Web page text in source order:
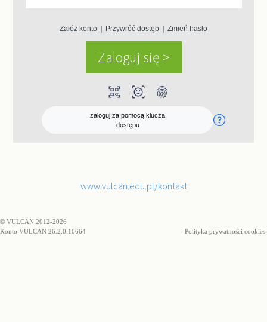
Załóż konto Przywróć dostęp |Zmień hasło
qr_code_scanner ar_on_you fingerprint
zaloguj za pomocą klucza
dostępu
www.vulcan.edu.pl/kontakt
© VULCAN 2012-2026
Konto VULCAN 26.2.0.10664
Polityka prywatności cookies